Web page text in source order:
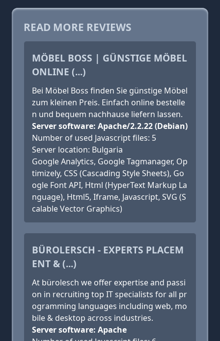
READ MORE REVIEWS
MÖBEL BOSS | GÜNSTIGE MÖBEL
ONLINE (...)
Bei Möbel Boss finden Sie günstige Möbel
zum kleinen Preis. Einfach online bestelle
n und bequem nachhause liefern lassen.
Server software: Apache/2.2.22 (Debian)
Number of used Javascript files: 5
Server location: Bulgaria
Google Analytics, Google Tagmanager, Op
timizely, CSS (Cascading Style Sheets), Go
ogle Font API, Html (HyperText Markup La
nguage), Html5, Iframe, Javascript, SVG (S
calable Vector Graphics)
BÜROLERSCH - EXPERTS PLACEM
ENT & (...)
At bürolesch we offer expertise and passi
on in recruiting top IT specialists for all pr
ogramming languages including web, mo
bile & desktop across industries.
Server software: Apache